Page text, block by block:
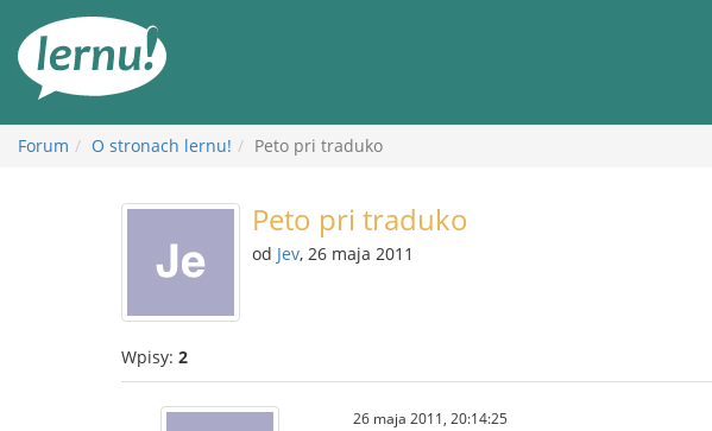
Forum O stronach lernu! Peto pri traduko
Peto pri traduko
od Jev, 26 maja 2011
Wpisy: 2
26 maja 2011, 20:14:25